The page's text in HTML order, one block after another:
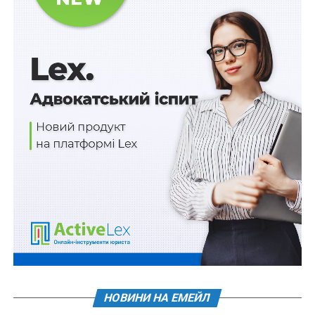
інших допоміжних органів, утворених Кабінетом
Міністрів України» та функціонує як консультативно-
дорадчий орган при Кабінеті Міністрів України з
метою вироблення узгодженої позиції щодо
формування та реалізації молодіжної політики,
налагодження взаємодії центральних і місцевих
органів виконавчої влади, органів місцевого
самоврядування із суб’єктами молодіжної роботи з
питань розвитку та реалізації молодіжної політики.
Підтримку ветеранів
законодавчо закріплять як принцип внутрішньої
Основними завданнями Національної ради є:
виконавчої влади з питань формування та реалізації
молодіжної політики;
НОВИНИ НА ЕМЕЙЛ